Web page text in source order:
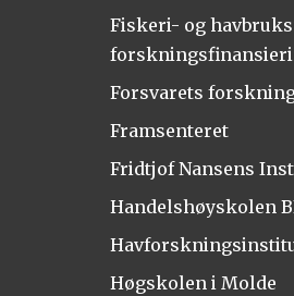
Fiskeri- og
Forsvarets
Framsenteret
Fridtjof Nansens
Handelshøyskolen
Høgskolen i Molde